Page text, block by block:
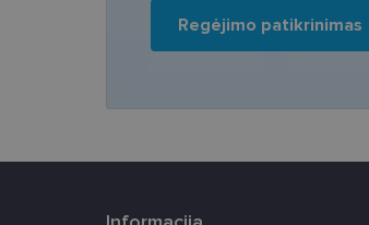
Regėjimo patikrinimas